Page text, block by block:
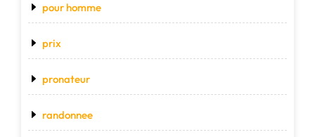
pour homme
prix
pronateur
randonnee